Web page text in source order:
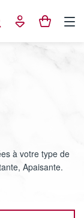
à votre type de
Apaisante.